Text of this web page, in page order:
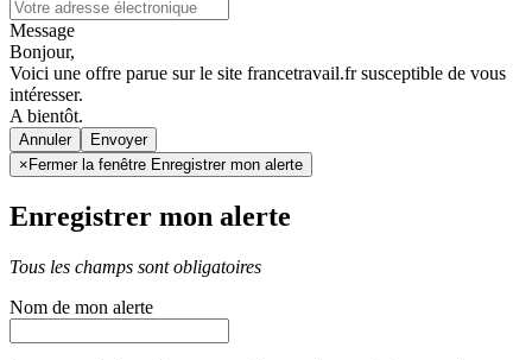
Message
Bonjour,
Voici une offre parue sur le site francetravail.fr susceptible de vous
intéresser.
A bientôt.
Annuler
× Fermer la fenêtre Enregistrer mon alerte
Enregistrer mon alerte
Tous les champs sont obligatoires
Nom de mon alerte